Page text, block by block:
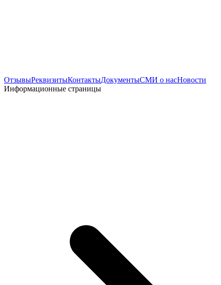
ОтзывыРеквизитыКонтактыДокументыСМИ о насНовости
Информационные страницы